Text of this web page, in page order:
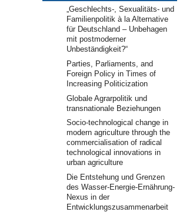
„Geschlechts-, Sexualitäts- und
Familienpolitik à la Alternative
für Deutschland – Unbehagen
mit postmoderner
Unbeständigkeit?“
Parties, Parliaments, and
Foreign Policy in Times of
Increasing Politicization
Globale Agrarpolitik und
transnationale Beziehungen
Socio-technological change in
modern agriculture through the
commercialisation of radical
technological innovations in
urban agriculture
Die Entstehung und Grenzen
des Wasser-Energie-Ernährung-
Nexus in der
Entwicklungszusammenarbeit